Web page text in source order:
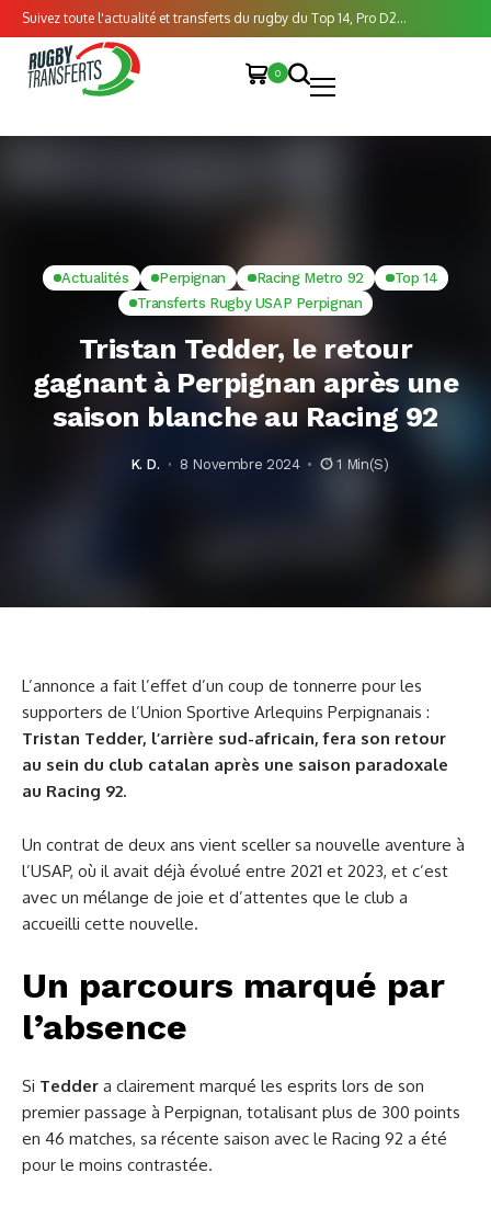
Suivez toute l'actualité et transferts du rugby du Top 14, Pro D2...
0
Actualités Perpignan Racing Metro 92
Top 14
Transferts Rugby USAP Perpignan
Tristan Tedder, le retour
gagnant à Perpignan après une
saison blanche au Racing 92
K. D. 8 Novembre 2024 1 Min(s)
L’annonce a fait l’effet d’un coup de tonnerre pour les
supporters de l’Union Sportive Arlequins Perpignanais :
Tristan Tedder, l’arrière sud-africain, fera son retour
au sein du club catalan après une saison paradoxale
au Racing 92.
Un contrat de deux ans vient sceller sa nouvelle aventure à
l’USAP, où il avait déjà évolué entre 2021 et 2023, et c’est
avec un mélange de joie et d’attentes que le club a
accueilli cette nouvelle.
Un parcours marqué par
l’absence
Si Tedder a clairement marqué les esprits lors de son
premier passage à Perpignan, totalisant plus de 300 points
en 46 matches, sa récente saison avec le Racing 92 a été
pour le moins contrastée.